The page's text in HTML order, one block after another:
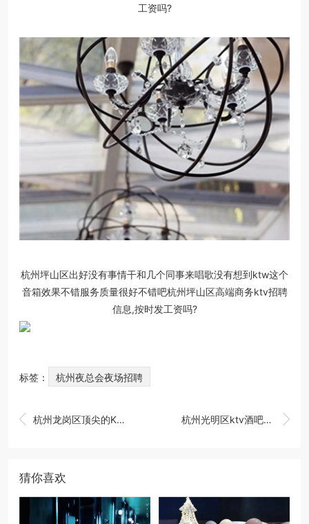
工资吗?
杭州坪山区出好没有事情干和几个同事来唱歌没有想到ktw这个
音箱效果不错服务质量很好不错吧杭州坪山区高端商务ktv招聘
信息,按时发工资吗?
标签： 杭州夜总会夜场招聘
 杭州龙岗区顶尖的KTV招聘模特,招聘经理微信多少_ 
杭州光明区ktv酒吧招聘日结,有晋升机会吗_
猜你喜欢